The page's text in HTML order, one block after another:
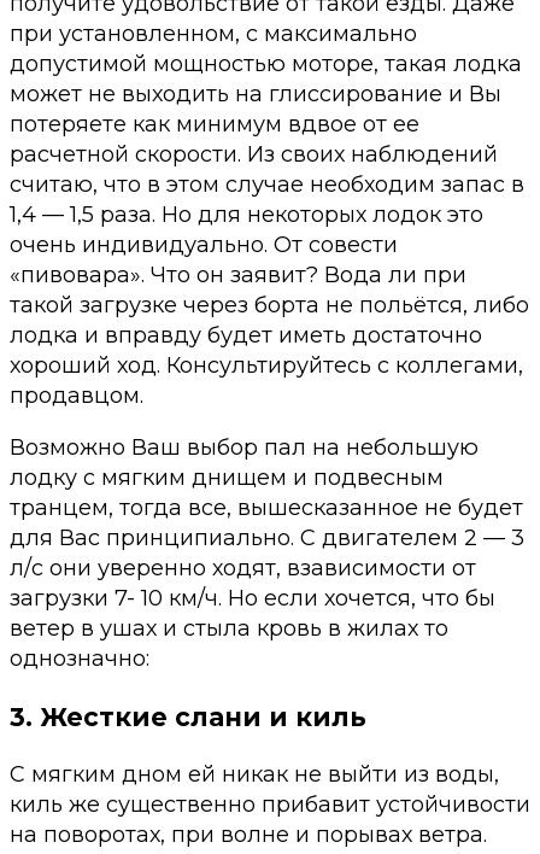
при установленном, с максимально
допустимой мощностью моторе, такая лодка
может не выходить на глиссирование и Вы
потеряете как минимум вдвое от ее
расчетной скорости. Из своих наблюдений
считаю, что в этом случае необходим запас в
1,4 — 1,5 раза. Но для некоторых лодок это
очень индивидуально. От совести
«пивовара». Что он заявит? Вода ли при
такой загрузке через борта не польётся, либо
лодка и вправду будет иметь достаточно
хороший ход. Консультируйтесь с коллегами,
продавцом.
Возможно Ваш выбор пал на небольшую
лодку с мягким днищем и подвесным
транцем, тогда все, вышесказанное не будет
для Вас принципиально. С двигателем 2 — 3
л/с они уверенно ходят, взависимости от
загрузки 7- 10 км/ч. Но если хочется, что бы
ветер в ушах и стыла кровь в жилах то
однозначно:
3. Жесткие слани и киль
С мягким дном ей никак не выйти из воды,
киль же существенно прибавит устойчивости
на поворотах, при волне и порывах ветра.